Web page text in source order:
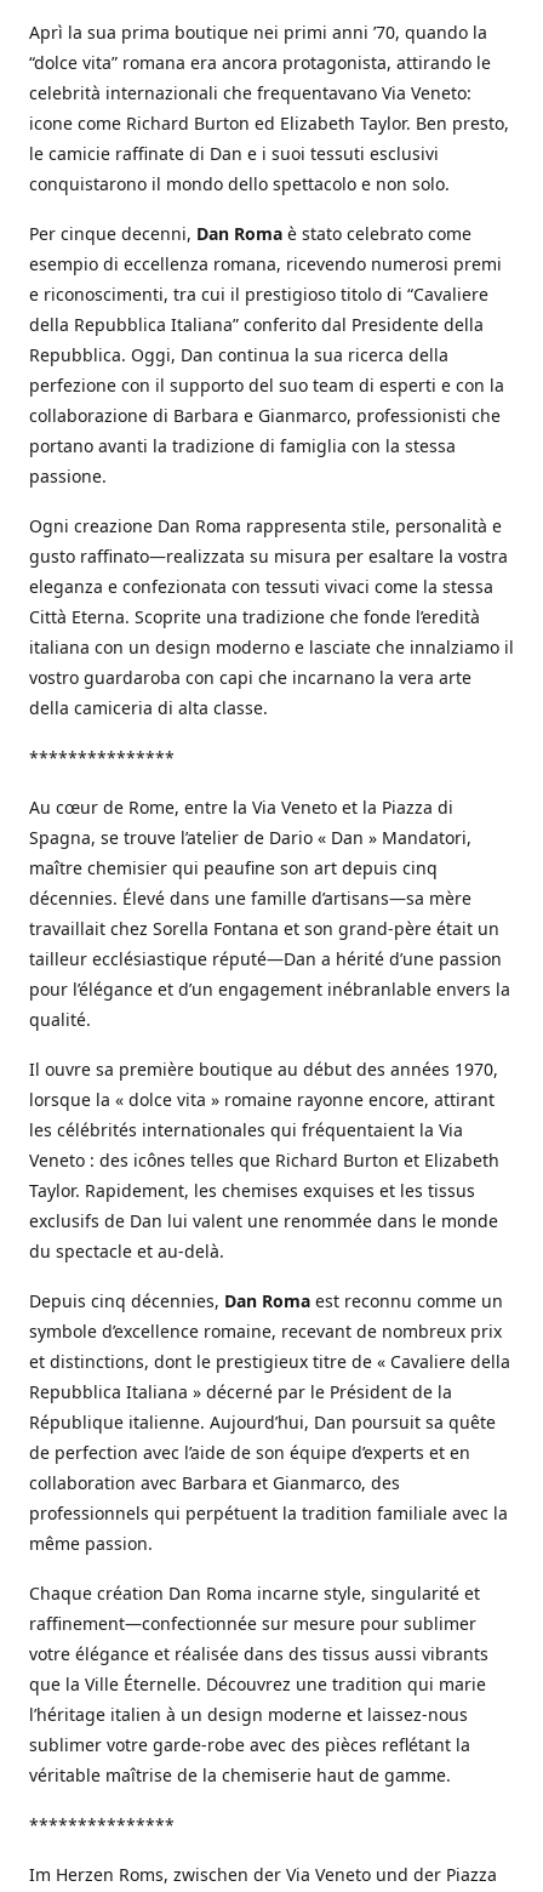
Aprì la sua prima boutique nei primi anni ’70, quando la
“dolce vita” romana era ancora protagonista, attirando le
celebrità internazionali che frequentavano Via Veneto:
icone come Richard Burton ed Elizabeth Taylor. Ben presto,
le camicie raffinate di Dan e i suoi tessuti esclusivi
conquistarono il mondo dello spettacolo e non solo.
Per cinque decenni, Dan Roma è stato celebrato come
esempio di eccellenza romana, ricevendo numerosi premi
e riconoscimenti, tra cui il prestigioso titolo di “Cavaliere
della Repubblica Italiana” conferito dal Presidente della
Repubblica. Oggi, Dan continua la sua ricerca della
perfezione con il supporto del suo team di esperti e con la
collaborazione di Barbara e Gianmarco, professionisti che
portano avanti la tradizione di famiglia con la stessa
passione.
Ogni creazione Dan Roma rappresenta stile, personalità e
gusto raffinato—realizzata su misura per esaltare la vostra
eleganza e confezionata con tessuti vivaci come la stessa
Città Eterna. Scoprite una tradizione che fonde l’eredità
italiana con un design moderno e lasciate che innalziamo il
vostro guardaroba con capi che incarnano la vera arte
della camiceria di alta classe.
***************
Au cœur de Rome, entre la Via Veneto et la Piazza di
Spagna, se trouve l’atelier de Dario « Dan » Mandatori,
maître chemisier qui peaufine son art depuis cinq
décennies. Élevé dans une famille d’artisans—sa mère
travaillait chez Sorella Fontana et son grand-père était un
tailleur ecclésiastique réputé—Dan a hérité d’une passion
pour l’élégance et d’un engagement inébranlable envers la
qualité.
Il ouvre sa première boutique au début des années 1970,
lorsque la « dolce vita » romaine rayonne encore, attirant
les célébrités internationales qui fréquentaient la Via
Veneto : des icônes telles que Richard Burton et Elizabeth
Taylor. Rapidement, les chemises exquises et les tissus
exclusifs de Dan lui valent une renommée dans le monde
du spectacle et au-delà.
Depuis cinq décennies, Dan Roma est reconnu comme un
symbole d’excellence romaine, recevant de nombreux prix
et distinctions, dont le prestigieux titre de « Cavaliere della
Repubblica Italiana » décerné par le Président de la
République italienne. Aujourd’hui, Dan poursuit sa quête
de perfection avec l’aide de son équipe d’experts et en
collaboration avec Barbara et Gianmarco, des
professionnels qui perpétuent la tradition familiale avec la
même passion.
Chaque création Dan Roma incarne style, singularité et
raffinement—confectionnée sur mesure pour sublimer
votre élégance et réalisée dans des tissus aussi vibrants
que la Ville Éternelle. Découvrez une tradition qui marie
l’héritage italien à un design moderne et laissez-nous
sublimer votre garde-robe avec des pièces reflétant la
véritable maîtrise de la chemiserie haut de gamme.
***************
Im Herzen Roms, zwischen der Via Veneto und der Piazza